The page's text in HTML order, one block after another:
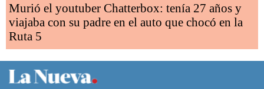
Murió el youtuber Chatterbox: tenía 27 años y
viajaba con su padre en el auto que chocó en la
Ruta 5